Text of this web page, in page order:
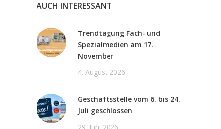
AUCH INTERESSANT
Trendtagung Fach- und
Spezialmedien am 17.
November
4. August 2026
Geschäftsstelle vom 6. bis 24.
Juli geschlossen
29. Juni 2026